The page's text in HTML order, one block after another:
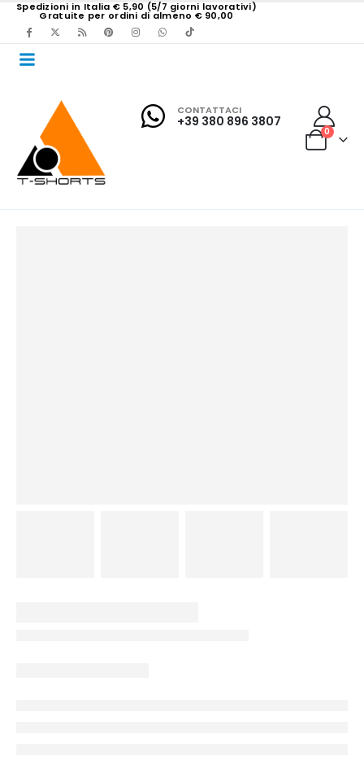
Spedizioni in Italia € 5,90 (5/7 giorni lavorativi)
Gratuite per ordini di almeno € 90,00
CONTATTACI
+39 380 896 3807
0